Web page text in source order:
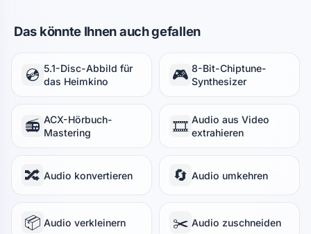
Das könnte Ihnen auch gefallen
💿 5.1-Disc-Abbild für
das Heimkino
🎮 8-Bit-Chiptune-
Synthesizer
📻 ACX-Hörbuch-
Mastering
🎞️ Audio aus Video
extrahieren
🔀 Audio konvertieren 🔄 Audio umkehren
📦 Audio verkleinern ✂️ Audio zuschneiden